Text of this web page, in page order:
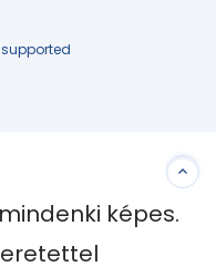
képes.